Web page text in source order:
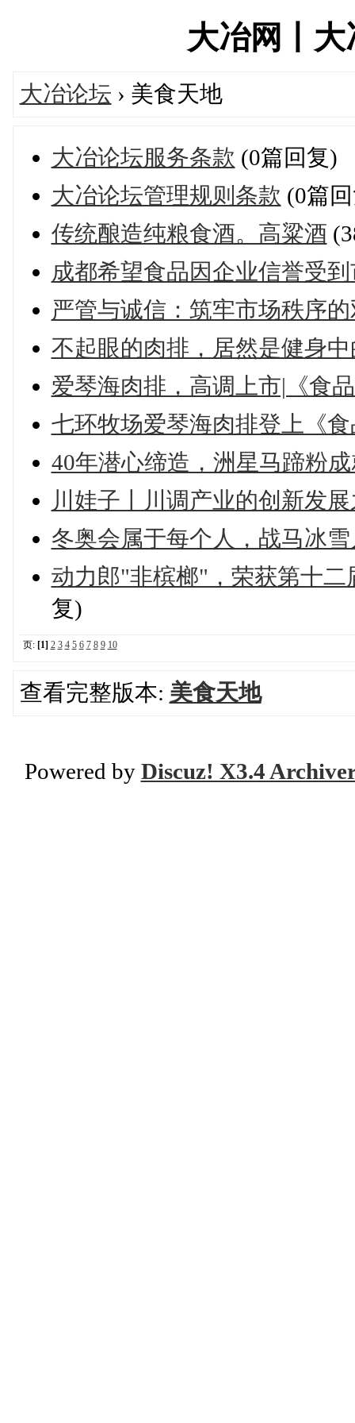
大冶网丨
大冶论坛 › 美食天地
大冶论坛服务条款 (0篇回复)
大冶论坛管理规则条款 (0篇
传统酿造纯粮食酒。高粱酒
成都希望食品因企业信誉受
严管与诚信：筑牢市场秩序
不起眼的肉排，居然是健身中
爱琴海肉排，高调上市|《食
七环牧场爱琴海肉排登上《
40年潜心缔造，洲星马蹄粉
川娃子丨川调产业的创新发
冬奥会属于每个人，战马冰
动力郎"非槟榔"，荣获第十
复)
页: [1] 2 3 4 5 6 7 8 9 10
查看完整版本: 美食天地
Powered by Discuz! X3.4